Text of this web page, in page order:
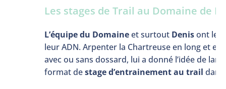
Les stages de Trail au Domaine de
L’équipe du Domaineet surtout Denisont le
leur ADN. Arpenter la Chartreuse en long et en
avec ou sans dossard, lui a donné l’idée de
format destage d’entrainement au trail